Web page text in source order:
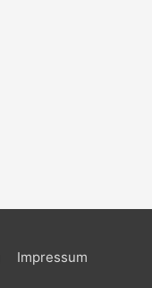
Impressum